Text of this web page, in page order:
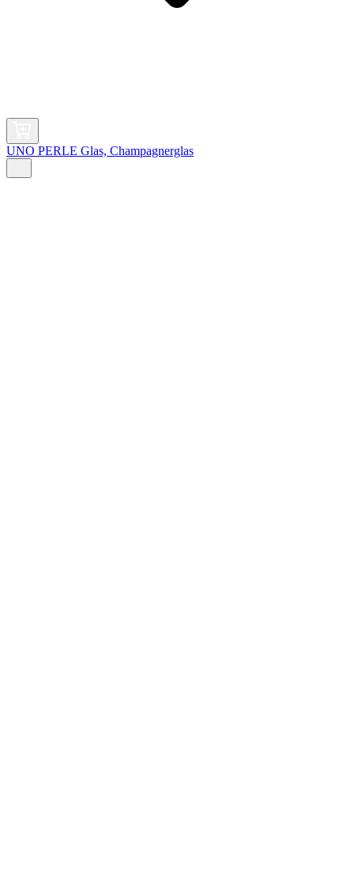
UNO PERLE Glas, Champagnerglas